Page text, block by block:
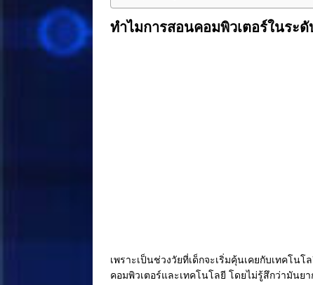
ทำไมการสอนคอมพิวเตอร์ในระ
เพราะเป็นช่วงวัยที่เด็กจะเริ่มคุ้นเคยกับเทคโน
คอมพิวเตอร์และเทคโนโลยี โดยไม่รู้สึกว่ามันย